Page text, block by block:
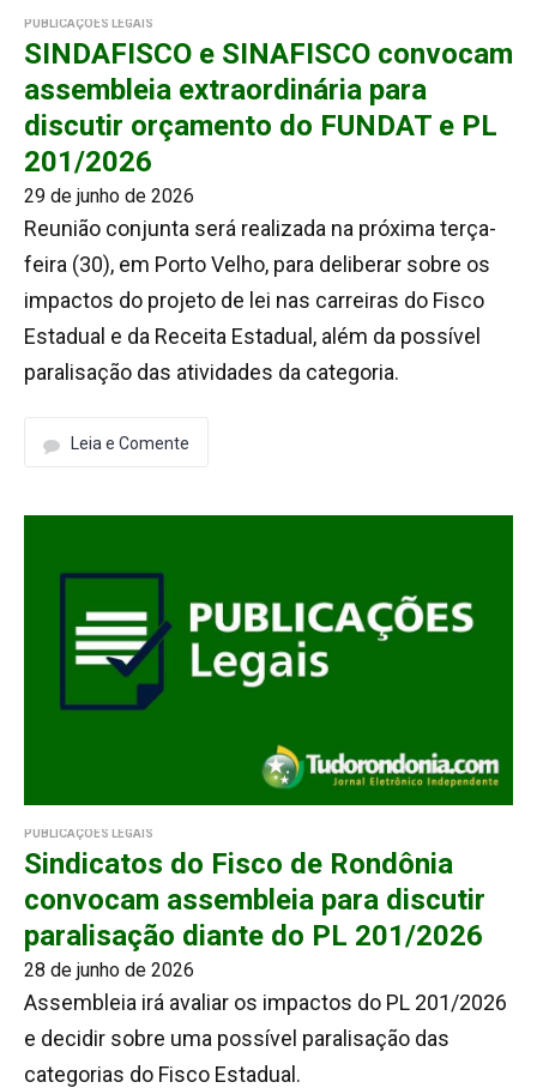
PUBLICAÇÕES LEGAIS
SINDAFISCO e SINAFISCO convocam
assembleia extraordinária para
discutir orçamento do FUNDAT e PL
201/2026
29 de junho de 2026
Reunião conjunta será realizada na próxima terça-
feira (30), em Porto Velho, para deliberar sobre os
impactos do projeto de lei nas carreiras do Fisco
Estadual e da Receita Estadual, além da possível
paralisação das atividades da categoria.
Leia e Comente
PUBLICAÇÕES LEGAIS
Sindicatos do Fisco de Rondônia
convocam assembleia para discutir
paralisação diante do PL 201/2026
28 de junho de 2026
Assembleia irá avaliar os impactos do PL 201/2026
e decidir sobre uma possível paralisação das
categorias do Fisco Estadual.